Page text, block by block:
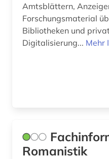
hochschulschrift (2)
honduras (1)
indigene völker (2)
Amtsblättern,
Forschungsmaterial
Bibliotheken und
Digitalisierung... Mehr
Romanistik